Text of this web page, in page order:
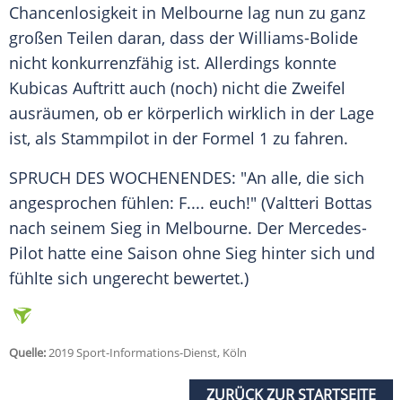
Chancenlosigkeit in Melbourne lag nun zu ganz
großen Teilen daran, dass der Williams-Bolide
nicht konkurrenzfähig ist. Allerdings konnte
Kubicas Auftritt auch (noch) nicht die Zweifel
ausräumen, ob er körperlich wirklich in der Lage
ist, als Stammpilot in der Formel 1 zu fahren.
SPRUCH DES WOCHENENDES: "An alle, die sich
angesprochen fühlen: F.... euch!" (Valtteri Bottas
nach seinem Sieg in Melbourne. Der Mercedes-
Pilot hatte eine Saison ohne Sieg hinter sich und
fühlte sich ungerecht bewertet.)
Quelle:2019 Sport-Informations-Dienst, Köln
ZURÜCK ZUR STARTSEITE